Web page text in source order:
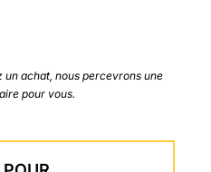
achat, nous percevrons une
pour vous.